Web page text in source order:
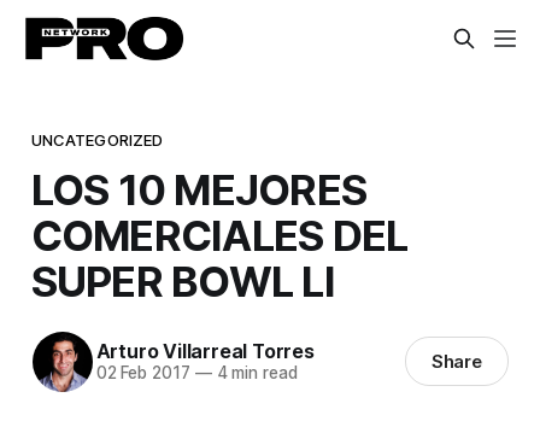
UNCATEGORIZED
LOS 10 MEJORES
COMERCIALES DEL
SUPER BOWL LI
Arturo Villarreal Torres
02 Feb 2017 —4 min read Share